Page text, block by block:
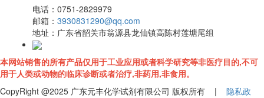
电话： 0751-2829979
邮箱： 3930831290@qq.com
地址： 广东省韶关市翁源县龙仙镇高陈村莲塘尾组
本网站销售的所有产品仅用于工业应用或者科学研究等非医疗目的,不可
用于人类或动物的临床诊断或者治疗,非药用,非食用。
CopyRight @2025 广东元丰化学试剂有限公司 版权所有 | 隐私政